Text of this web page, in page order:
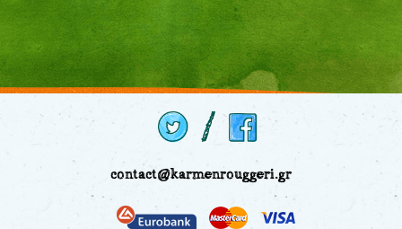
contact@karmenrouggeri.gr